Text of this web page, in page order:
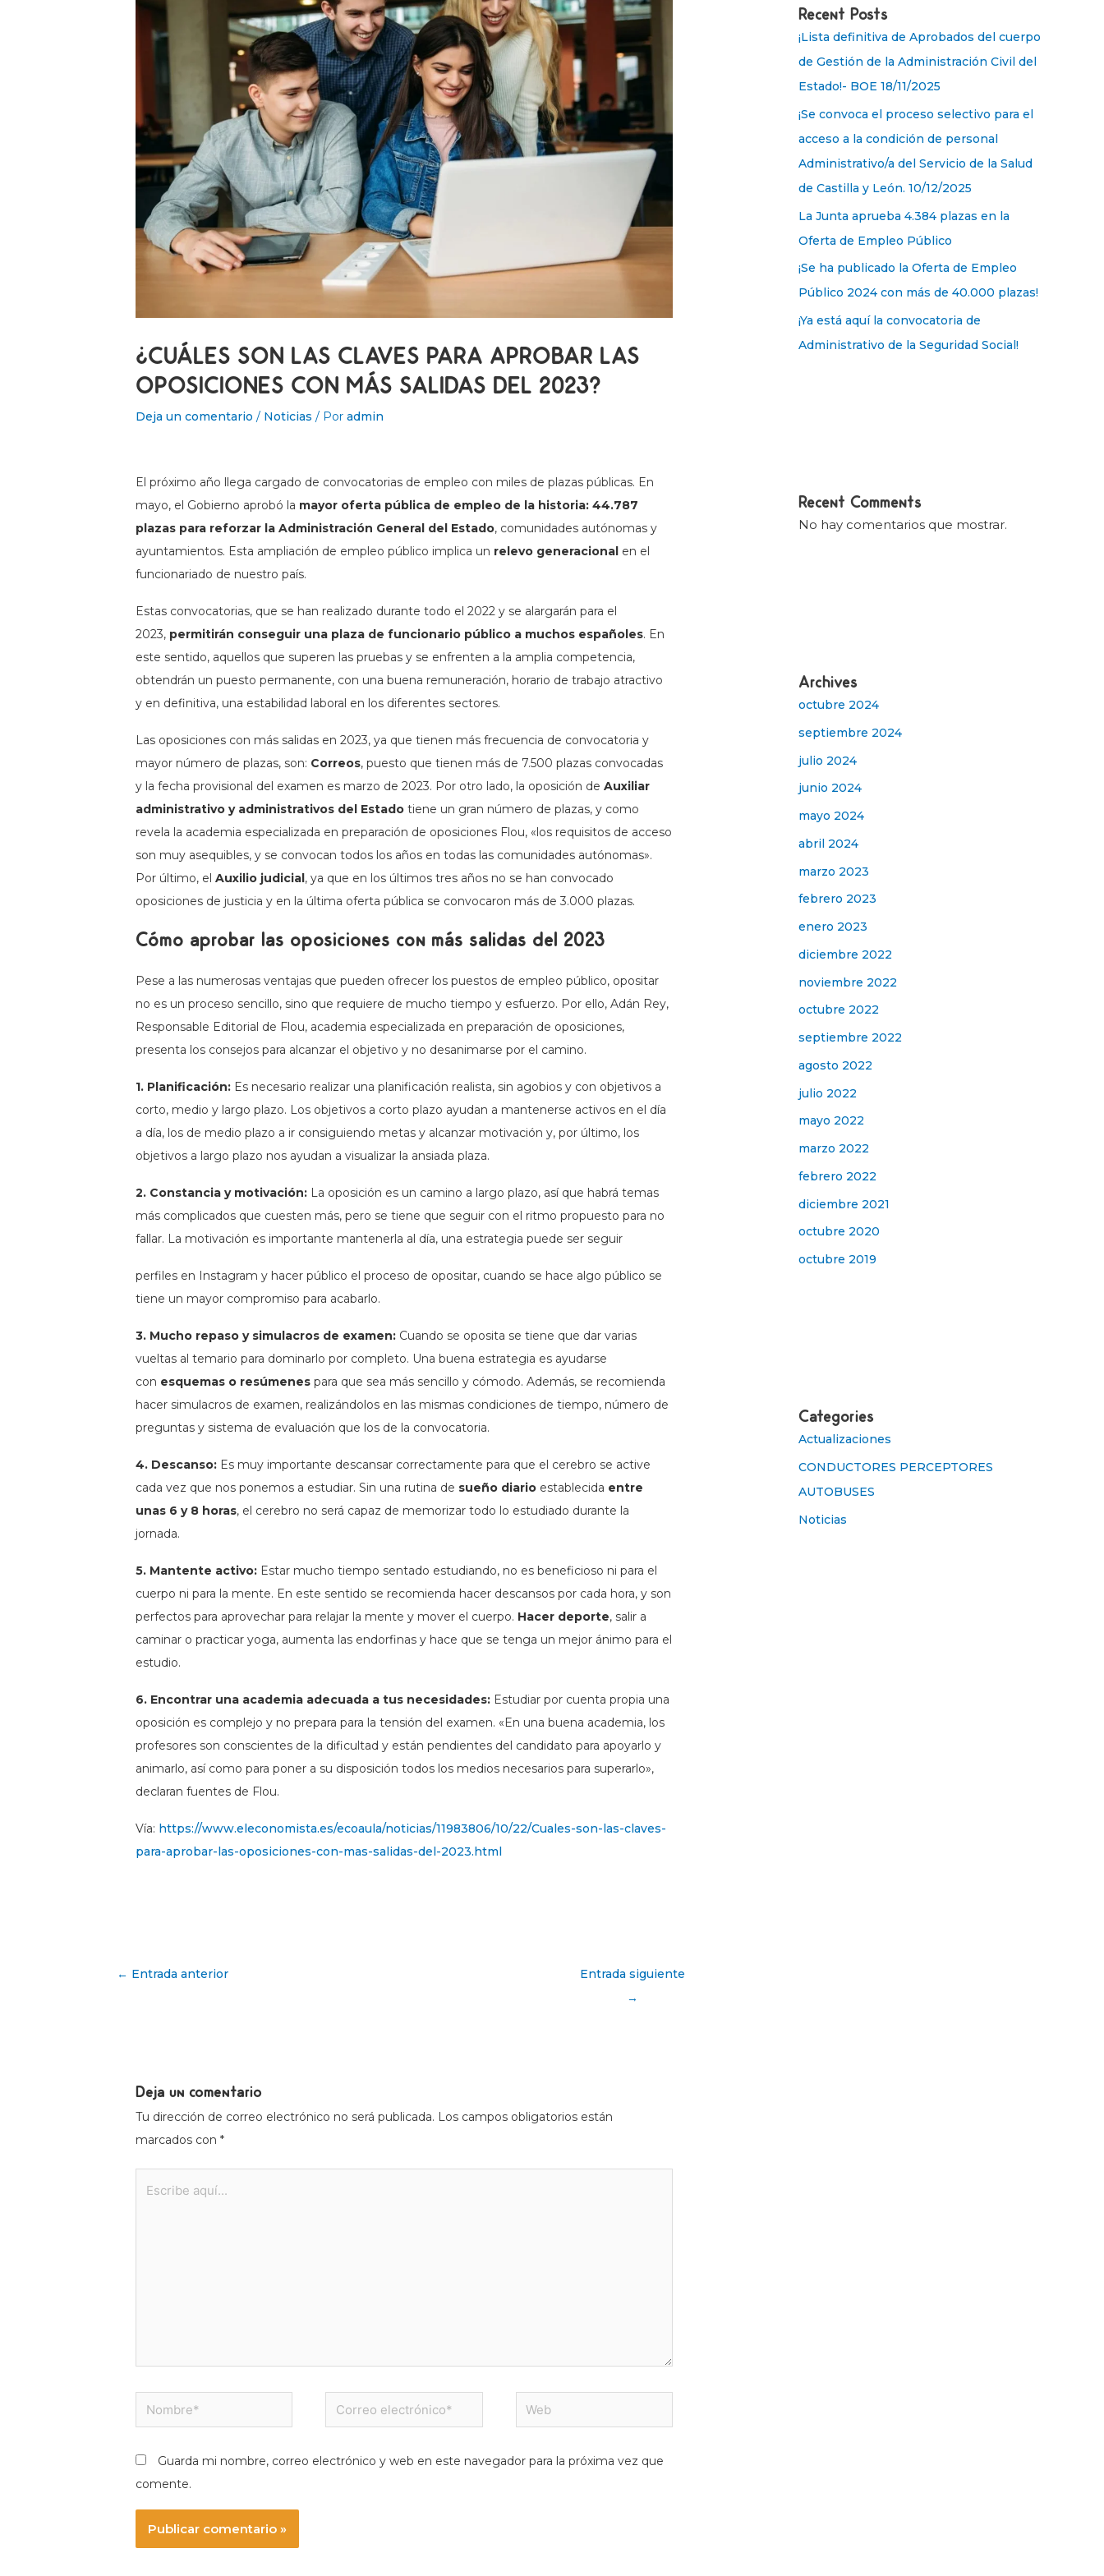
¿CUÁLES SON LAS CLAVES PARA APROBAR LAS
OPOSICIONES CON MÁS SALIDAS DEL 2023?
Deja un comentario / Noticias / Poradmin
El próximo año llega cargado de convocatorias de empleo con miles de plazas públicas. En
mayo, el Gobierno aprobó la mayor oferta pública de empleo de la historia: 44.787
plazas para reforzar la Administración General del Estado, comunidades autónomas y
ayuntamientos. Esta ampliación de empleo público implica un relevo generacional en el
funcionariado de nuestro país.
Estas convocatorias, que se han realizado durante todo el 2022 y se alargarán para el
2023, permitirán conseguir una plaza de funcionario público a muchos españoles. En
este sentido, aquellos que superen las pruebas y se enfrenten a la amplia competencia,
obtendrán un puesto permanente, con una buena remuneración, horario de trabajo atractivo
y en definitiva, una estabilidad laboral en los diferentes sectores.
Las oposiciones con más salidas en 2023, ya que tienen más frecuencia de convocatoria y
mayor número de plazas, son: Correos, puesto que tienen más de 7.500 plazas convocadas
y la fecha provisional del examen es marzo de 2023. Por otro lado, la oposición deAuxiliar
administrativo y administrativos del Estado tiene un gran número de plazas, y como
revela la academia especializada en preparación de oposiciones Flou, «los requisitos de acceso
son muy asequibles, y se convocan todos los años en todas las comunidades autónomas».
Por último, elAuxilio judicial, ya que en los últimos tres años no se han convocado
oposiciones de justicia y en la última oferta pública se convocaron más de 3.000 plazas.
Cómo aprobar las oposiciones con más salidas del 2023
Pese a las numerosas ventajas que pueden ofrecer los puestos de empleo público, opositar
no es un proceso sencillo, sino que requiere de mucho tiempo y esfuerzo. Por ello, Adán Rey,
Responsable Editorial de Flou, academia especializada en preparación de oposiciones,
presenta los consejos para alcanzar el objetivo y no desanimarse por el camino.
1. Planificación: Es necesario realizar una planificación realista, sin agobios y con objetivos a
corto, medio y largo plazo. Los objetivos a corto plazo ayudan a mantenerse activos en el día
a día, los de medio plazo a ir consiguiendo metas y alcanzar motivación y, por último, los
objetivos a largo plazo nos ayudan a visualizar la ansiada plaza.
2. Constancia y motivación: La oposición es un camino a largo plazo, así que habrá temas
más complicados que cuesten más, pero se tiene que seguir con el ritmo propuesto para no
fallar. La motivación es importante mantenerla al día, una estrategia puede ser seguir
perfiles en Instagram y hacer público el proceso de opositar, cuando se hace algo público se
tiene un mayor compromiso para acabarlo.
3. Mucho repaso y simulacros de examen: Cuando se oposita se tiene que dar varias
vueltas al temario para dominarlo por completo. Una buena estrategia es ayudarse
con esquemas o resúmenes para que sea más sencillo y cómodo. Además, se recomienda
hacer simulacros de examen, realizándolos en las mismas condiciones de tiempo, número de
preguntas y sistema de evaluación que los de la convocatoria.
4. Descanso: Es muy importante descansar correctamente para que el cerebro se active
cada vez que nos ponemos a estudiar. Sin una rutina de sueño diario establecida entre
unas 6 y 8 horas, el cerebro no será capaz de memorizar todo lo estudiado durante la
jornada.
5. Mantente activo: Estar mucho tiempo sentado estudiando, no es beneficioso ni para el
cuerpo ni para la mente. En este sentido se recomienda hacer descansos por cada hora, y son
perfectos para aprovechar para relajar la mente y mover el cuerpo. Hacer deporte, salir a
caminar o practicar yoga, aumenta las endorfinas y hace que se tenga un mejor ánimo para el
estudio.
6. Encontrar una academia adecuada a tus necesidades: Estudiar por cuenta propia una
oposición es complejo y no prepara para la tensión del examen. «En una buena academia, los
profesores son conscientes de la dificultad y están pendientes del candidato para apoyarlo y
animarlo, así como para poner a su disposición todos los medios necesarios para superarlo»,
declaran fuentes de Flou.
Vía: https://www.eleconomista.es/ecoaula/noticias/11983806/10/22/Cuales-son-las-claves-
para-aprobar-las-oposiciones-con-mas-salidas-del-2023.html
← Entrada anterior
Entrada siguiente
→
Deja un comentario
Tu dirección de correo electrónico no será publicada. Los campos obligatorios están
marcados con*
Nombre*
Correo
electrónico*
Web
Guarda mi nombre, correo electrónico y web en este navegador para la próxima vez que
comente.
Recent Posts
¡Lista definitiva de Aprobados del cuerpo
de Gestión de la Administración Civil del
Estado!- BOE 18/11/2025
¡Se convoca el proceso selectivo para el
acceso a la condición de personal
Administrativo/a del Servicio de la Salud
de Castilla y León. 10/12/2025
La Junta aprueba 4.384 plazas en la
Oferta de Empleo Público
¡Se ha publicado la Oferta de Empleo
Público 2024 con más de 40.000 plazas!
¡Ya está aquí la convocatoria de
Administrativo de la Seguridad Social!
Recent Comments
No hay comentarios que mostrar.
Archives
octubre 2024
septiembre 2024
julio 2024
junio 2024
mayo 2024
abril 2024
marzo 2023
febrero 2023
enero 2023
diciembre 2022
noviembre 2022
octubre 2022
septiembre 2022
agosto 2022
julio 2022
mayo 2022
marzo 2022
febrero 2022
diciembre 2021
octubre 2020
octubre 2019
Categories
Actualizaciones
CONDUCTORES PERCEPTORES
AUTOBUSES
Noticias